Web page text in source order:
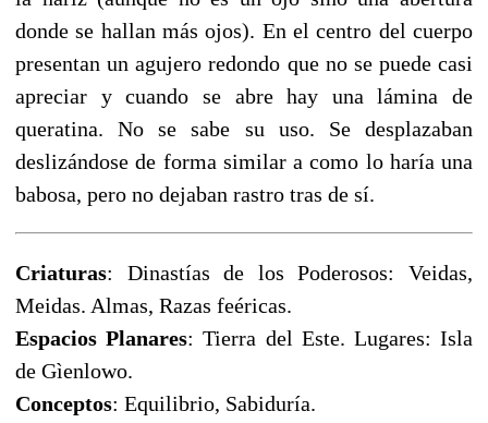
donde se hallan más ojos). En el centro del cuerpo
presentan un agujero redondo que no se puede casi
apreciar y cuando se abre hay una lámina de
queratina. No se sabe su uso. Se desplazaban
deslizándose de forma similar a como lo haría una
babosa, pero no dejaban rastro tras de sí.
Criaturas: Dinastías de los Poderosos: Veidas,
Meidas. Almas, Razas feéricas.
Espacios Planares: Tierra del Este. Lugares: Isla
de Gìenlowo.
Conceptos: Equilibrio, Sabiduría.